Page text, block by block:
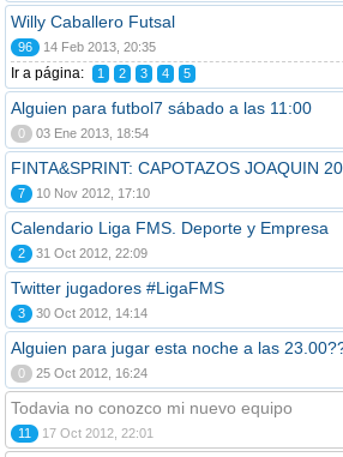
Willy Caballero Futsal
96 14 Feb 2013, 20:35
Ir a página: 1 2 3 4 5
Alguien para futbol7 sábado a las 11:00
0 03 Ene 2013, 18:54
FINTA&SPRINT: CAPOTAZOS JOAQUIN
7 10 Nov 2012, 17:10
Calendario Liga FMS. Deporte y Empresa
2 31 Oct 2012, 22:09
Twitter jugadores #LigaFMS
3 30 Oct 2012, 14:14
Alguien para jugar esta noche a las
0 25 Oct 2012, 16:24
Todavia no conozco mi nuevo equipo
11 17 Oct 2012, 22:01